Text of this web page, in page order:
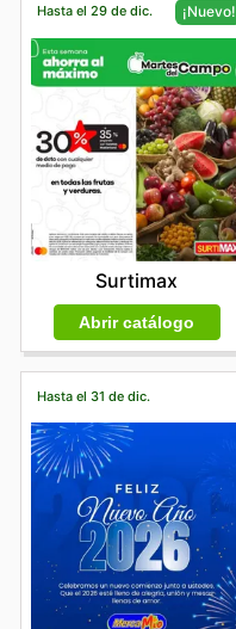
Hasta el 29 de dic. ¡Nuevo!
Surtimax
Abrir catálogo
Hasta el 31 de dic.